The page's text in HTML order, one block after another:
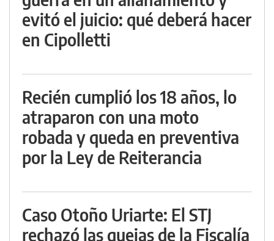
evitó el juicio: qué deberá hacer
en Cipolletti
Recién cumplió los 18 años, lo
atraparon con una moto
robada y queda en preventiva
por la Ley de Reiterancia
Caso Otoño Uriarte: El STJ
rechazó las quejas de la Fiscalía